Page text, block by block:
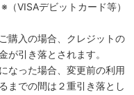
※（VISAデビットカード等）
購入の場合、クレジットの
が引き落とされます。
なった場合、変更前の利用
までの間は２重引き落とし